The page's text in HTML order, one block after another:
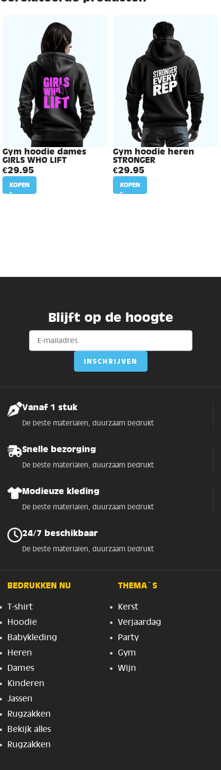
Gym hoodie dames
GIRLS WHO LIFT
€29.95
KOPEN
Gym hoodie heren
STRONGER
€29.95
KOPEN
Blijft op de hoogte
Vanaf 1 stuk
De beste materialen, duurzaam bedrukt
Snelle bezorging
De beste materialen, duurzaam bedrukt
Modieuze kleding
De beste materialen, duurzaam bedrukt
24/7 beschikbaar
De beste materialen, duurzaam bedrukt
BEDRUKKEN NU
T-shirt
Hoodie
Babykleding
Heren
Dames
Kinderen
Jassen
Rugzakken
Bekijk alles
Rugzakken
THEMA`S
Kerst
Verjaardag
Party
Gym
Wijn